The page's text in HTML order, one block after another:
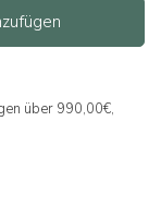
über 990,00€,